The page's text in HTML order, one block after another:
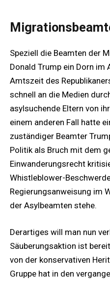
Speziell die Beamten der
Donald Trump ein Dorn im
Amtszeit des
schnell an die Medien
asylsuchende Eltern von
einem anderen Fall hatte
zuständiger Beamter
Politik als Bruch mit dem
Einwanderungsrecht
Whistleblower-
Regierungsanweisung im
der Asylbeamten stehe.
Derartiges will man nun
Säuberungsaktion ist
von der konservativen
Gruppe hat in den